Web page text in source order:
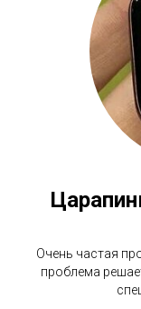
Очень частая
проблема